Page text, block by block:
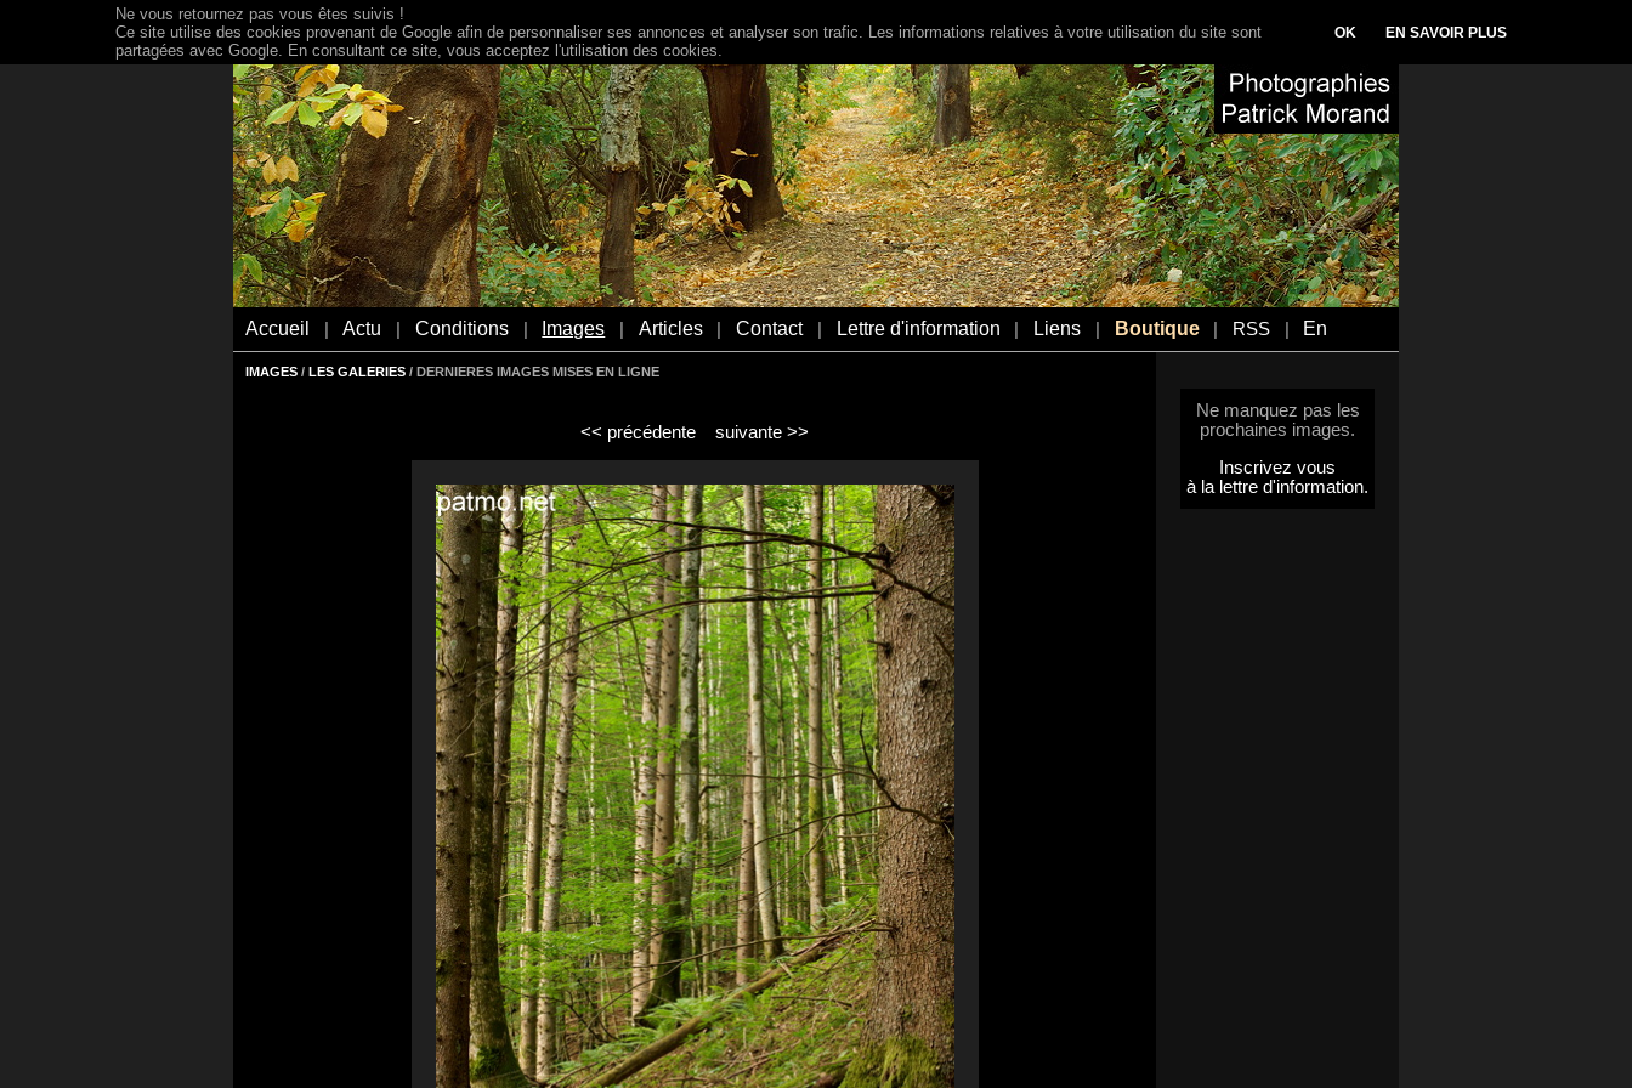
Accueil Actu Conditions Images Articles Contact Lettre d'information Liens Boutique RSS En
IMAGES / LES GALERIES / DERNIERES IMAGES MISES EN LIGNE
<< précédente suivante >>
Ne manquez pas les
prochaines images.
Inscrivez vous
à la lettre d'information.
Ne vous retournez pas vous êtes suivis !
Ce site utilise des cookies provenant de Google afin de personnaliser ses annonces et analyser son trafic. Les informations relatives à votre utilisation du site sont
partagées avec Google. En consultant ce site, vous acceptez l'utilisation des cookies.
OK EN SAVOIR PLUS